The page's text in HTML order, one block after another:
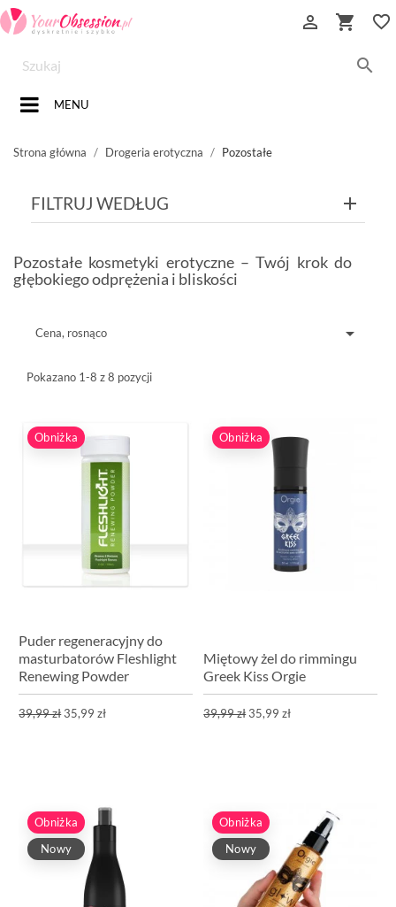
favorite_border



MENU
Strona główna Drogeria erotyczna Pozostałe
FILTRUJ WEDŁUG
Pozostałe kosmetyki erotyczne – Twój krok do
głębokiego odprężenia i bliskości
Cena, rosnąco 
Pokazano 1-8 z 8 pozycji
Obniżka
Puder regeneracyjny do
masturbatorów Fleshlight
Renewing Powder
39,99 zł35,99 zł
Obniżka
Miętowy żel do rimmingu
Greek Kiss Orgie
39,99 zł35,99 zł
Obniżka
Nowy
Obniżka
Nowy